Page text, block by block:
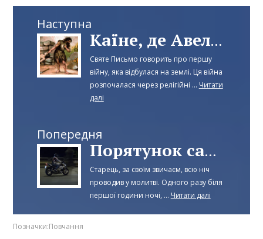
Наступна
Каїне, де Авель, брат твій?
Святе Письмо говорить про першу
війну, яка відбулася на землі. Ця війна
розпочалася через релігійні ... Читати
далі
Попередня
Порятунок самогубця
Старець, за своїм звичаєм, всю ніч
проводив у молитві. Одного разу біля
першої години ночі, ... Читати далі
Позначки:Повчання